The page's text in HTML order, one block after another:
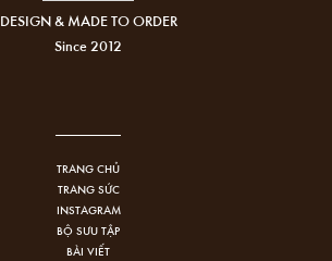
DESIGN & MADE TO ORDER
Since 2012
TRANG CHỦ
TRANG SỨC
INSTAGRAM
BỘ SƯU TẬP
BÀI VIẾT